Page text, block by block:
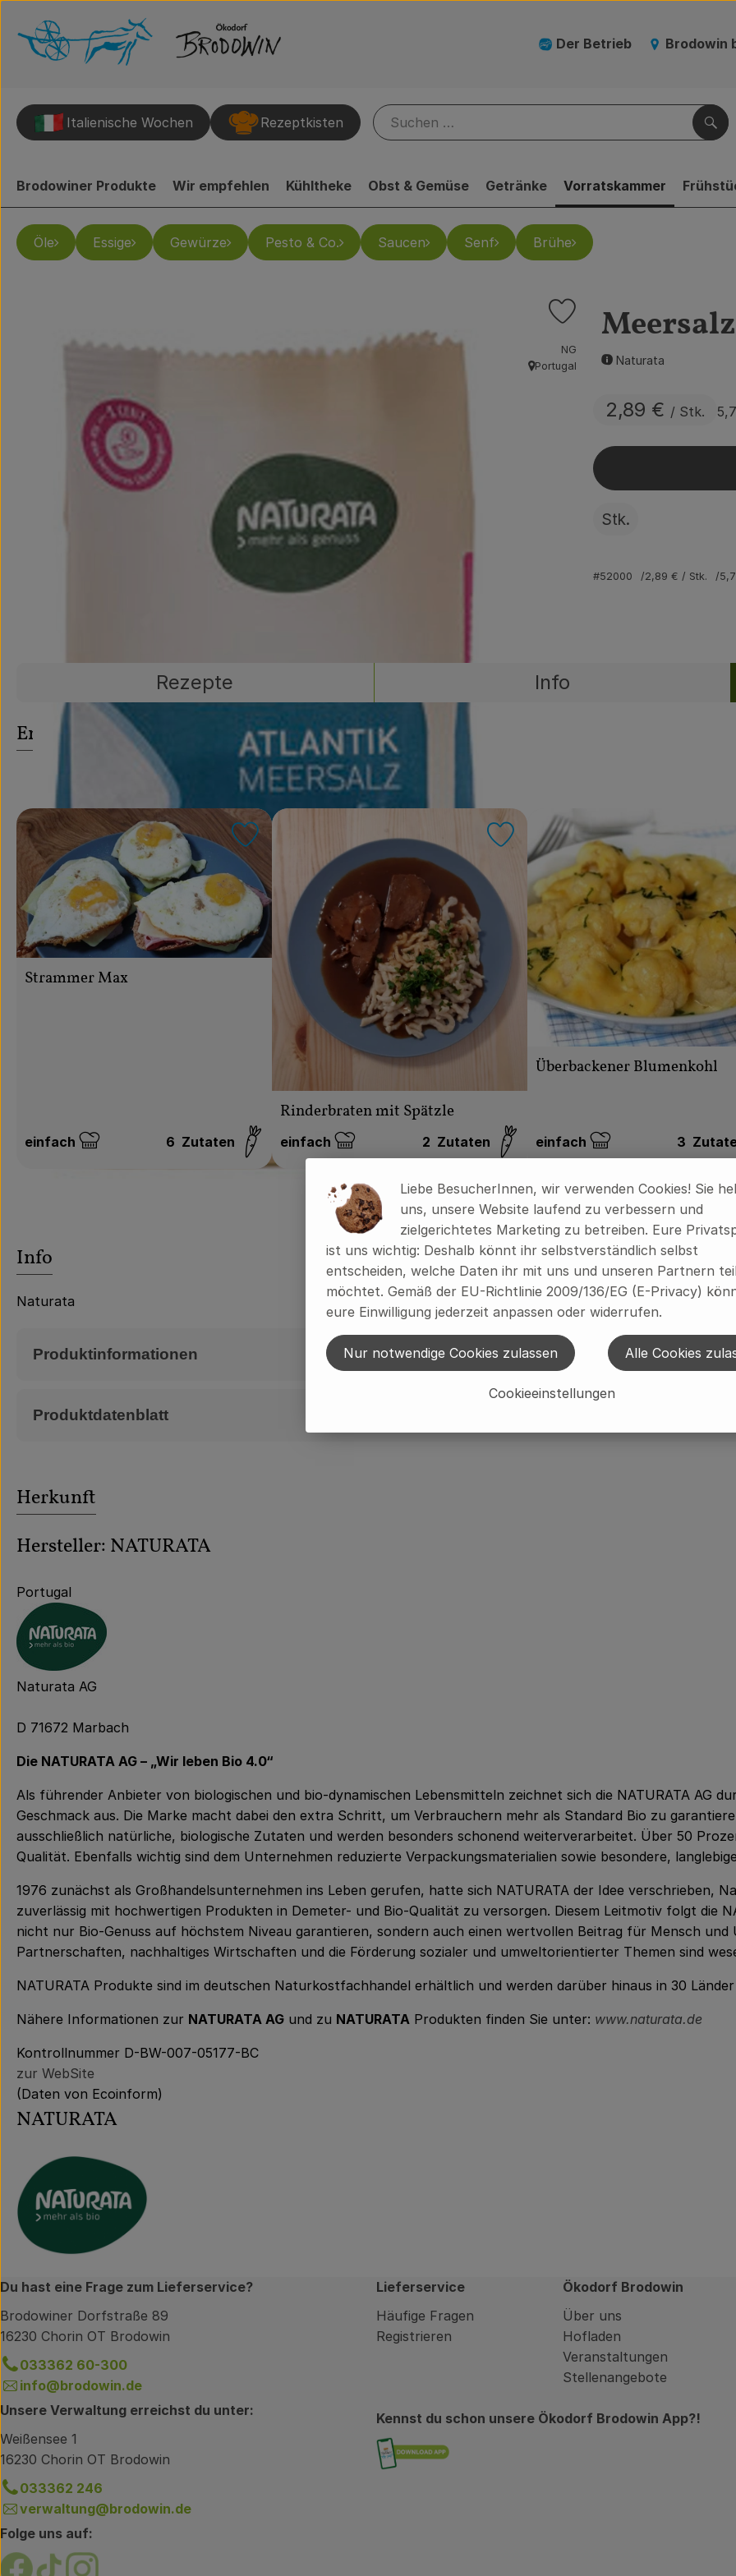
Der Betrieb Brodowin
Italienische Wochen Rezeptkisten
Brodowiner Produkte Wir empfehlen Kühltheke Obst & Gemüse Getränke Vorratskammer
Öle Essige Gewürze Pesto & Co. Saucen Senf Brühe
Naturata
2,89 € / Stk.
Produkt zu Favouriten hinzufügen
, Verband:
NG
, Herkunft:
Portugal
Stk.
#52000 2,89 € / Stk.
Rezepte Info
Entdecke passende Rezepte
Strammer Max
Schwierigkeit:
einfach 6 Zutaten
Rezept zu Favouriten hinzufügen
Rinderbraten mit Spätzle
Schwierigkeit:
einfach 2 Zutaten
Rezept zu Favouriten hinzufügen
Überbackener Blumenkohl
Schwierigkeit:
einfach 3
Info
Naturata
Produktinformationen
Produktdatenblatt
Herkunft
Hersteller: NATURATA
Portugal
Naturata AG
D 71672 Marbach
Die NATURATA AG – „Wir leben Bio 4.0“
Als führender Anbieter von biologischen und bio-dynamischen Lebensmitteln zeichnet sich die NATURATA AG
Geschmack aus. Die Marke macht dabei den extra Schritt, um Verbrauchern mehr als Standard Bio zu
ausschließlich natürliche, biologische Zutaten und werden besonders schonend weiterverarbeitet. Über 50
Qualität. Ebenfalls wichtig sind dem Unternehmen reduzierte Verpackungsmaterialien sowie besondere,
1976 zunächst als Großhandelsunternehmen ins Leben gerufen, hatte sich NATURATA der Idee verschrieben,
zuverlässig mit hochwertigen Produkten in Demeter- und Bio-Qualität zu versorgen. Diesem Leitmotiv folgt die
nicht nur Bio-Genuss auf höchstem Niveau garantieren, sondern auch einen wertvollen Beitrag für Mensch
Partnerschaften, nachhaltiges Wirtschaften und die Förderung sozialer und umweltorientierter Themen sind
NATURATA Produkte sind im deutschen Naturkostfachhandel erhältlich und werden darüber hinaus in 30
Nähere Informationen zur NATURATA AG und zu NATURATA Produkten finden Sie unter: www.naturata.de
Kontrollnummer D-BW-007-05177-BC
zur WebSite
(Daten von Ecoinform)
NATURATA
Du hast eine Frage zum Lieferservice?
Brodowiner Dorfstraße 89
16230 Chorin OT Brodowin
033362 60-300
info@brodowin.de
Unsere Verwaltung erreichst du unter:
Weißensee 1
16230 Chorin OT Brodowin
033362 246
verwaltung@brodowin.de
Folge uns auf:
Externer Link zu https://www.facebook.com/brodowin
Externer Link zu https://www.tiktok.com/@oekodorfbrodowin
Externer Link zu https://www.instagram.com/oekodorfbrodowin/?hl=de
Lieferservice
Häufige Fragen
Registrieren
Ökodorf Brodowin
Über uns
Hofladen
Veranstaltungen
Stellenangebote
Kennst du schon unsere Ökodorf Brodowin App?!
Externer Link zu https://brodowin.de/
Liebe BesucherInnen, wir verwenden Cookies! Sie
uns, unsere Website laufend zu verbessern und
zielgerichtetes Marketing zu betreiben. Eure
ist uns wichtig: Deshalb könnt ihr selbstverständlich selbst
entscheiden, welche Daten ihr mit uns und unseren Partnern
möchtet. Gemäß der EU-Richtlinie 2009/136/EG (E-Privacy)
eure Einwilligung jederzeit anpassen oder widerrufen.
Cookieeinstellungen
Nur notwendige Cookies zulassen Alle Cookies